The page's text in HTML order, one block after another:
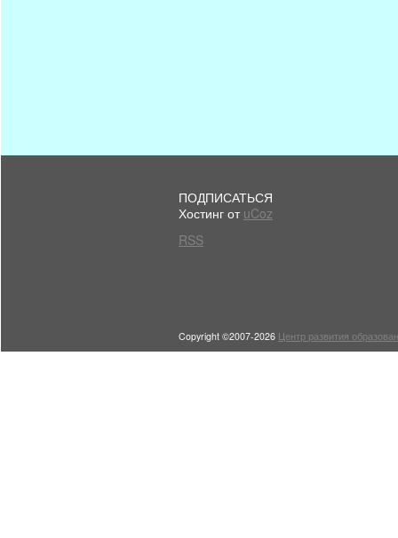
ПОДПИСАТЬСЯ
Хостинг от uCoz
RSS
Copyright ©2007-2026 Центр развития